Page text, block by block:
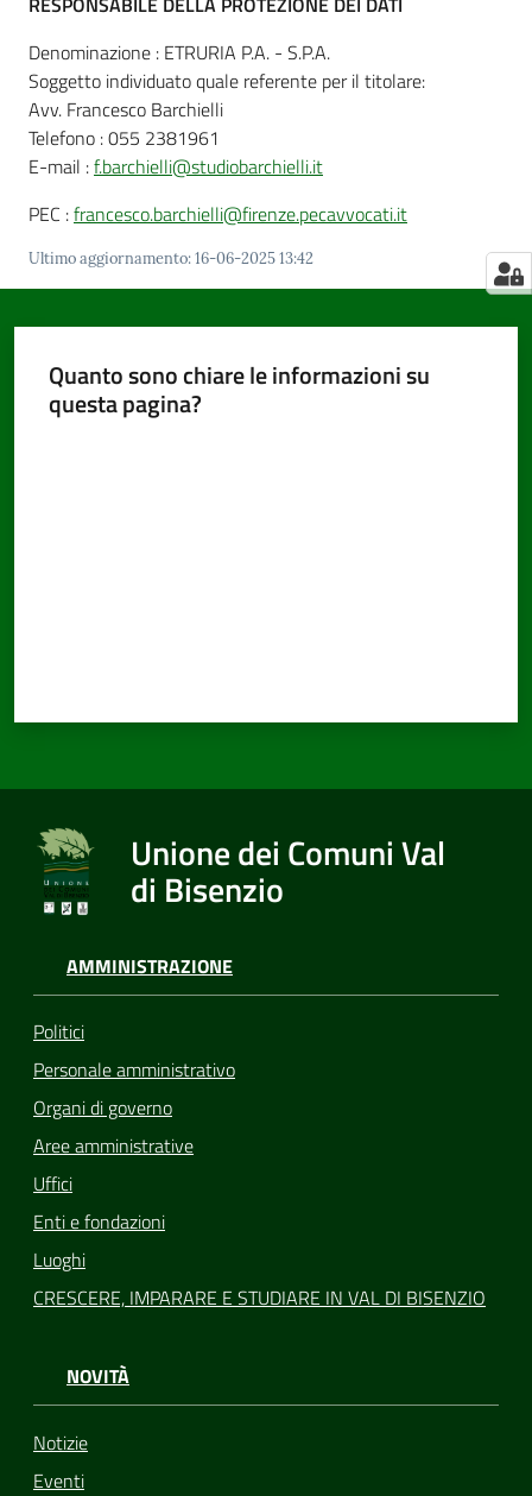
Denominazione : ETRURIA P.A. - S.P.A.
Soggetto individuato quale referente per il titolare:
Avv. Francesco Barchielli
Telefono : 055 2381961
E-mail :f.barchielli@studiobarchielli.it
PEC :francesco.barchielli@firenze.pecavvocati.it
Ultimo aggiornamento:16-06-2025 13:42
Quanto sono chiare le informazioni su
questa pagina?
Unione dei Comuni Val
di Bisenzio
AMMINISTRAZIONE
Politici
Personale amministrativo
Organi di governo
Aree amministrative
Uffici
Enti e fondazioni
Luoghi
CRESCERE, IMPARARE E STUDIARE IN VAL DI BISENZIO
NOVITÀ
Notizie
Eventi